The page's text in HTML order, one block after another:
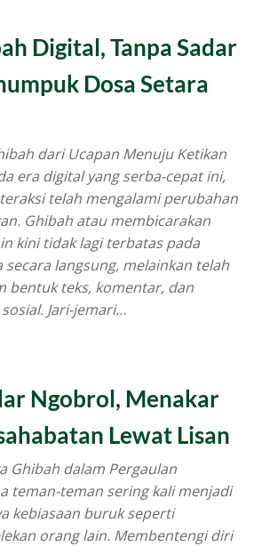
Digital, Tanpa Sadar
Dosa Setara
dari Ucapan Menuju Ketikan
era digital yang serba-cepat ini,
telah mengalami perubahan
Ghibah atau membicarakan
kini tidak lagi terbatas pada
langsung, melainkan telah
bentuk teks, komentar, dan
Jari-jemari…
Ngobrol, Menakar
Lewat Lisan
Ghibah dalam Pergaulan
teman-teman sering kali menjadi
kebiasaan buruk seperti
orang lain. Membentengi diri